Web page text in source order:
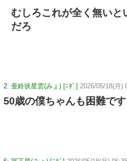
むしろこれが全く無いと
だろ
2: 亜鈴状星雲(みょ) [ﾆﾀﾞ] 2026/05/18(月)
50歳の僕ちゃんも困難です